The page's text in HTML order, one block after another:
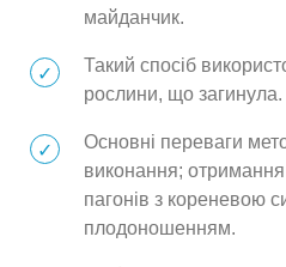
майданчик.
Такий спосіб
рослини, що загинула.
Основні переваги
виконання; отримання
пагонів з кореневою
плодоношенням.